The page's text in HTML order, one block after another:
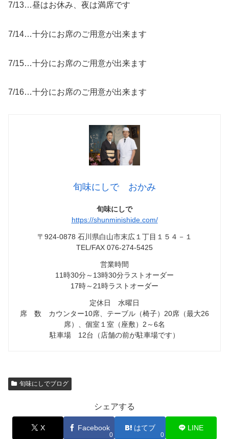
7/13…昼はお休み、夜は満席です
7/14…十分にお席のご用意が出来ます
7/15…十分にお席のご用意が出来ます
7/16…十分にお席のご用意が出来ます
旬味にしで おかみ
旬味にしで
https://shunminishide.com/
〒924-0878 石川県白山市末広１丁目１５４－１
TEL/FAX 076-274-5425
営業時間
11時30分～13時30分ラストオーダー
17時～21時ラストオーダー
定休日 水曜日
席 数 カウンター10席、テーブル（椅子）20席（最大26
席）、個室１室（座敷）2～6名
駐車場 12台（店舗の前が駐車場です）
旬味にしでブログ
シェアする
X Facebook
0
はてブ
0
LINE